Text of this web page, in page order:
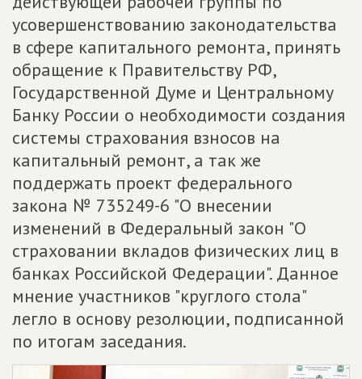
усовершенствованию законодательства
в сфере капитального ремонта, принять
обращение к Правительству РФ,
Государственной Думе и Центральному
Банку России о необходимости создания
системы страхования взносов на
капитальный ремонт, а так же
поддержать проект федерального
закона № 735249-6 "О внесении
изменений в Федеральный закон "О
страховании вкладов физических лиц в
банках Российской Федерации". Данное
мнение участников "круглого стола"
легло в основу резолюции, подписанной
по итогам заседания.